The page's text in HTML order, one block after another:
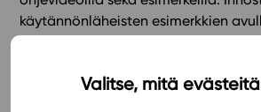
Valitse, mitä
käytännönläheisten esimerkkien
Lukujen johdantotehtävien avulla